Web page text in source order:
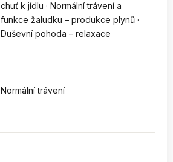
chuť k jídlu · Normální trávení a
funkce žaludku – produkce plynů ·
Duševní pohoda – relaxace
Normální trávení